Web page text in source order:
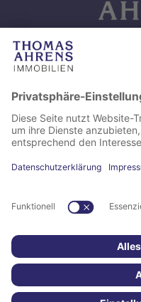
Kontaktieren
Thomas Ahrens
Studtriede 79,